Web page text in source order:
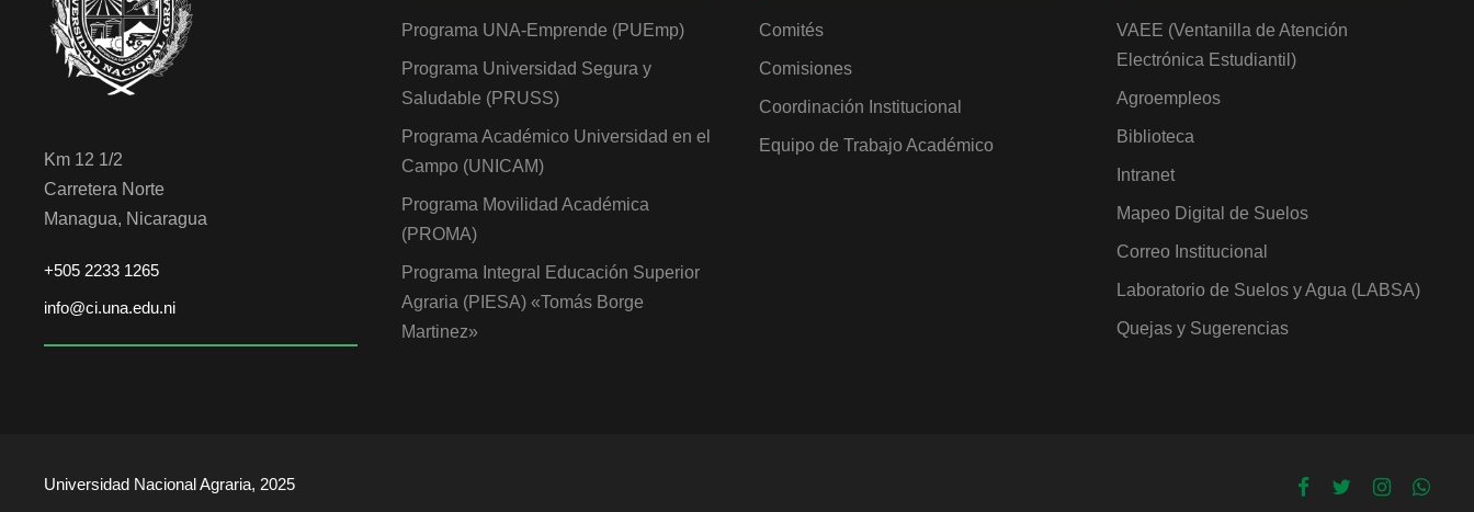
Km 12 1/2
Carretera Norte
Managua, Nicaragua
+505 2233 1265
info@ci.una.edu.ni
Programa UNA-Emprende (PUEmp)
Programa Universidad Segura y
Saludable (PRUSS)
Programa Académico Universidad en el
Campo (UNICAM)
Programa Movilidad Académica
(PROMA)
Programa Integral Educación Superior
Agraria (PIESA) «Tomás Borge
Martinez»
Comités
Comisiones
Coordinación Institucional
Equipo de Trabajo Académico
VAEE (Ventanilla de Atención
Electrónica Estudiantil)
Agroempleos
Biblioteca
Intranet
Mapeo Digital de Suelos
Correo Institucional
Laboratorio de Suelos y Agua (LABSA)
Quejas y Sugerencias
Universidad Nacional Agraria, 2025